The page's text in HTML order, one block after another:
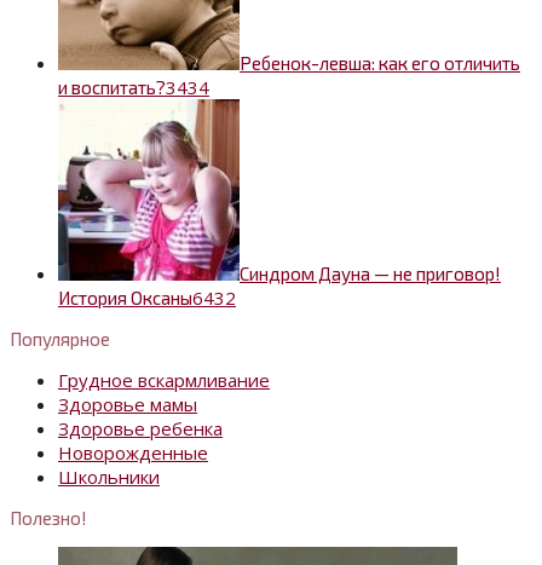
Ребенок-левша: как его отличить
и воспитать?3434
Синдром Дауна — не приговор!
История Оксаны6432
Популярное
Грудное вскармливание
Здоровье мамы
Здоровье ребенка
Новорожденные
Школьники
Полезно!